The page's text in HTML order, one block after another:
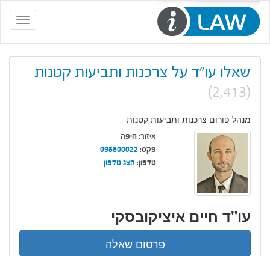
Toggle
navigation
שאלו עו"ד על צרכנות ותביעות קטנות
(2,413)
מנהל פורום צרכנות ותביעות קטנות
איזור:חיפה
פקס:098800022
טלפון: הצג טלפון
עו"ד חיים איציקובסקי
פרסום שאלה